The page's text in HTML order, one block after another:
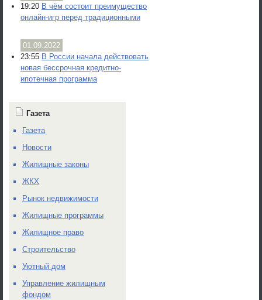
19:20 В чём состоит преимущество
онлайн-игр перед традиционными
01.09.2022
23:55 В России начала действовать
новая бессрочная кредитно-
ипотечная программа
Газета
Газета
Новости
Жилищные законы
ЖКХ
Рынок недвижимости
Жилищные программы
Жилищное право
Строительство
Уютный дом
Управление жилищным
фондом